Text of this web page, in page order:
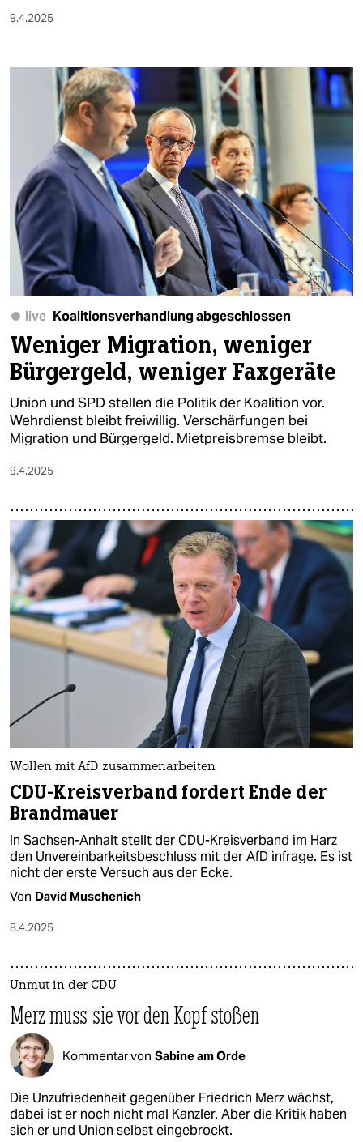
9.4.2025
live Koalitionsverhandlung abgeschlossen
Weniger Migration, weniger
Bürgergeld, weniger Faxgeräte
Union und SPD stellen die Politik der Koalition vor.
Wehrdienst bleibt freiwillig. Verschärfungen bei
Migration und Bürgergeld. Mietpreisbremse bleibt.
9.4.2025
Wollen mit AfD zusammenarbeiten
CDU-Kreisverband fordert Ende der
Brandmauer
In Sachsen-Anhalt stellt der CDU-Kreisverband im Harz
den Unvereinbarkeitsbeschluss mit der AfD infrage. Es ist
nicht der erste Versuch aus der Ecke.
Von David Muschenich
8.4.2025
Unmut in der CDU
Merz muss sie vor den Kopf stoßen
Kommentar von Sabine am Orde
Die Unzufriedenheit gegenüber Friedrich Merz wächst,
dabei ist er noch nicht mal Kanzler. Aber die Kritik haben
sich er und Union selbst eingebrockt.